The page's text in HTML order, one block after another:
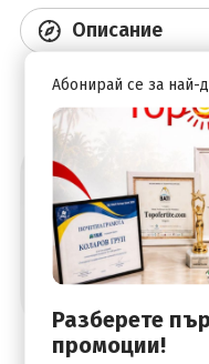
Описание
Абонирай се за най-
Разберете
промоции!